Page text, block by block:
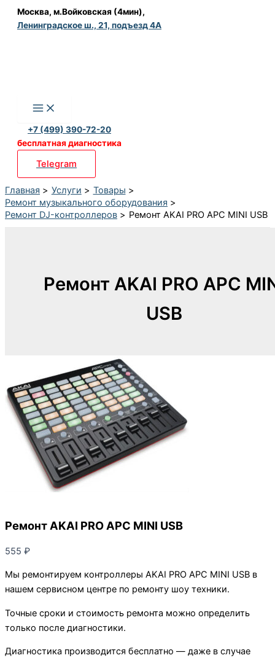
Перейти
Москва, м.Войковская (4мин),
Ленинградское ш., 21, подъезд 4А
+7 (499) 390-72-20
бесплатная диагностика
Telegram
Главная Услуги
Товары
Ремонт музыкального оборудования
Ремонт DJ-контроллеров
Ремонт AKAI PRO APC MINI USB
Ремонт AKAI PRO APC
USB
Ремонт AKAI PRO APC MINI USB
555 ₽
Мы ремонтируем контроллеры AKAI PRO APC MINI USB в
нашем сервисном центре по ремонту шоу техники.
Точные сроки и стоимость ремонта можно определить
только после диагностики.
Диагностика производится бесплатно — даже в случае